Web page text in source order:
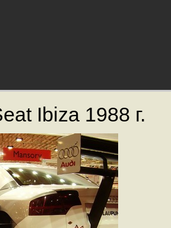
Ibiza 1988 г.